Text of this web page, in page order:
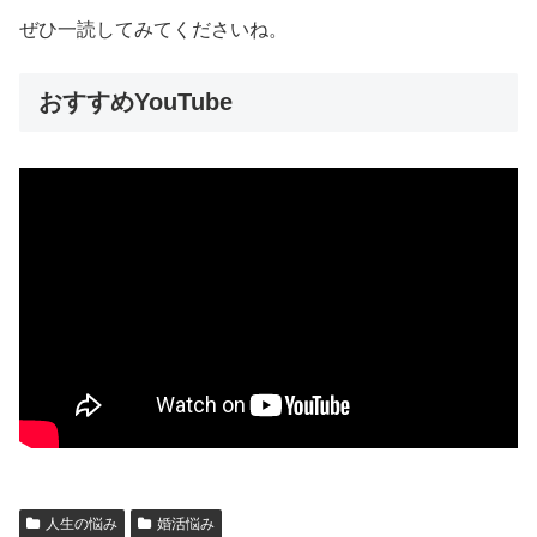
ぜひ一読してみてくださいね。
おすすめYouTube
人生の悩み 婚活悩み